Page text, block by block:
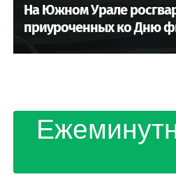
На Южном Урале
приуроченных ко Дню